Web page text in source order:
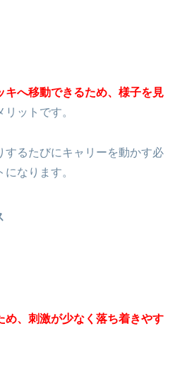
キへ移動できるため、様子を見
リットです。
するたびにキャリーを動かす必
なります。
め、刺激が少なく落ち着きやす